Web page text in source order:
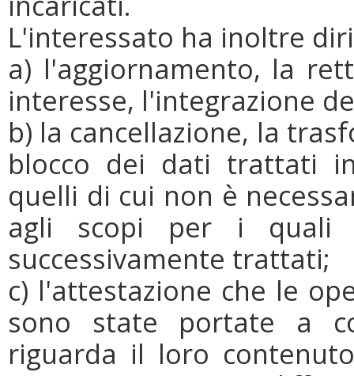
L'interessato ha inoltre
a) l'aggiornamento, la
interesse, l'integrazione
b) la cancellazione, la
blocco dei dati trattati
quelli di cui non è
agli scopi per i
successivamente trattati;
c) l'attestazione che le
sono state portate a
riguarda il loro